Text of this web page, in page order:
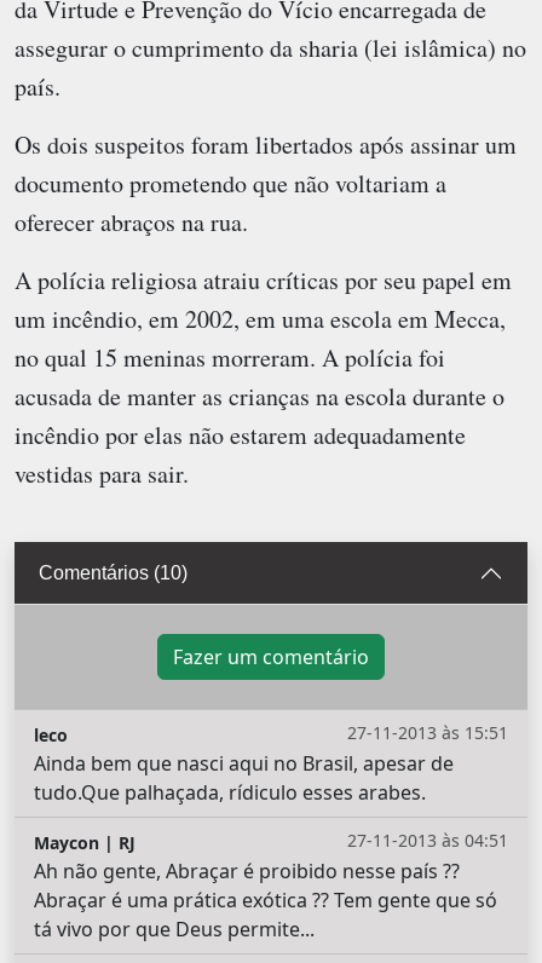
da Virtude e Prevenção do Vício encarregada de
assegurar o cumprimento da sharia (lei islâmica) no
país.
Os dois suspeitos foram libertados após assinar um
documento prometendo que não voltariam a
oferecer abraços na rua.
A polícia religiosa atraiu críticas por seu papel em
um incêndio, em 2002, em uma escola em Mecca,
no qual 15 meninas morreram. A polícia foi
acusada de manter as crianças na escola durante o
incêndio por elas não estarem adequadamente
vestidas para sair.
Comentários (10)
Fazer um comentário
27-11-2013 às 15:51
leco
Ainda bem que nasci aqui no Brasil, apesar de
tudo.Que palhaçada, rídiculo esses arabes.
27-11-2013 às 04:51
Maycon | RJ
Ah não gente, Abraçar é proibido nesse país ??
Abraçar é uma prática exótica ?? Tem gente que só
tá vivo por que Deus permite...